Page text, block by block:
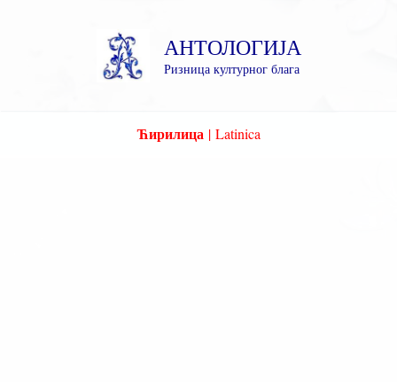
АНТОЛОГИЈА
Ризница културног блага
Ћирилица | Latinica